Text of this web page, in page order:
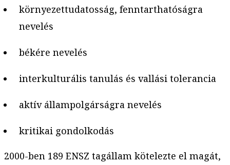
környezettudatosság, fenntarthatóságra
nevelés
békére nevelés
interkulturális tanulás és vallási tolerancia
aktív állampolgárságra nevelés
kritikai gondolkodás
2000-ben 189 ENSZ tagállam kötelezte el magát,